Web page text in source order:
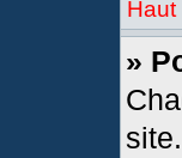
Haut
»